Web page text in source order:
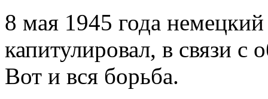
8 мая 1945 года
капитулировал, в связи
Вот и вся борьба.